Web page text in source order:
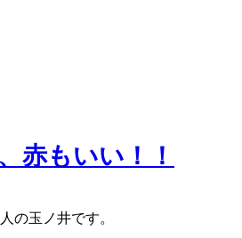
赤もいい！！
の玉ノ井です。